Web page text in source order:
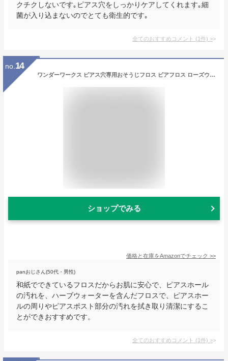
クチクしないです｡ピアス穴をしっかりケアしてくれます｡細
菌が入り込まないのでとても衛生的です｡
全てのおすすめコメント (1件) >
no. 14
ワンダーワークス ピアス穴専用おそうじフロス ピアフロス ローズウォーター
ショップでみる
価格と在庫をAmazonでチェック >>
panおじさん(50代・男性)
和紙でできているフロスだからお肌に安心で、ピアスホール
の汚れを、ハーブウォーターを含んだフロスで、ピアスホー
ルの周りやピアスポスト部分の汚れを拭き取り清潔にするこ
とができおすすめです。
全てのおすすめコメント (1件) >